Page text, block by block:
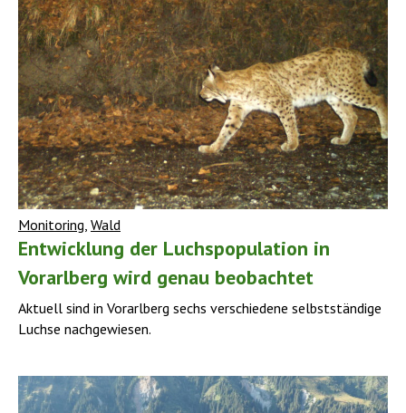
Monitoring Wald
Entwicklung der Luchspopulation in
Vorarlberg wird genau beobachtet
Aktuell sind in Vorarlberg sechs verschiedene selbstständige
Luchse nachgewiesen.